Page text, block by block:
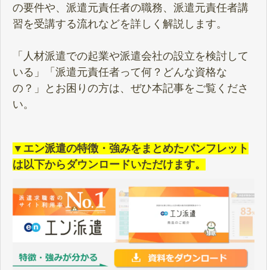
の要件や、派遣元責任者の職務、派遣元責任者講
習を受講する流れなどを詳しく解説します。
「人材派遣での起業や派遣会社の設立を検討して
いる」「派遣元責任者って何？どんな資格な
の？」とお困りの方は、ぜひ本記事をご覧くださ
い。
▼エン派遣の特徴・強みをまとめたパンフレット
は以下からダウンロードいただけます。